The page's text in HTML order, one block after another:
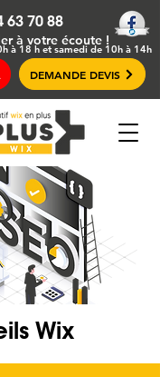
63 70 88
à votre écoute !
à 18 h et samedi de 10h à 14h
DEMANDE DEVIS
Wix